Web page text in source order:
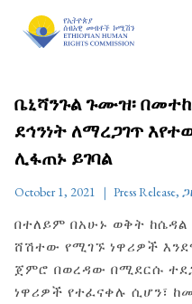
ቤኒሻንጉል ጉሙዝ፡
ደኅንነት ለማረጋገጥ
ሊፋጠኑ ይገባል
October 1, 2021 Press Release,
በተለይም በአሁኑ ወቅት
ሸሽተው የሚገኙ ነዋሪዎች
ጀምሮ በወረዳው በሚደርሱ
ነዋሪዎች የተፈናቀሉ ሲሆን፣